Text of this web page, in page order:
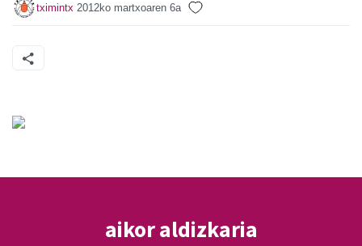
tximintx 2012ko martxoaren 6a
aikor aldizkaria